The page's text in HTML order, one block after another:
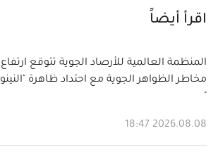
اقرأ أيضاً
المنظمة العالمية للأرصاد الجوية تتوقع ارتفاع
مخاطر الظواهر الجوية مع احتداد ظاهرة "النينو
2026.08.08 18:47